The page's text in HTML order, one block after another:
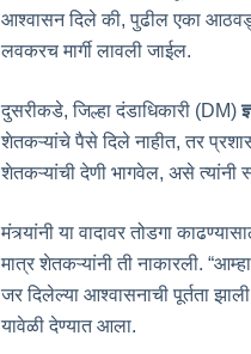
आश्वासन दिले की, पुढील एका
लवकरच मार्गी लावली जाईल.
दुसरीकडे, जिल्हा दंडाधिकारी (DM)
शेतकऱ्यांचे पैसे दिले नाहीत, तर
शेतकऱ्यांची देणी भागवेल, असे
मंत्र्यांनी या वादावर तोडगा
मात्र शेतकऱ्यांनी ती नाकारली.
जर दिलेल्या आश्वासनाची पूर्तता
यावेळी देण्यात आला.